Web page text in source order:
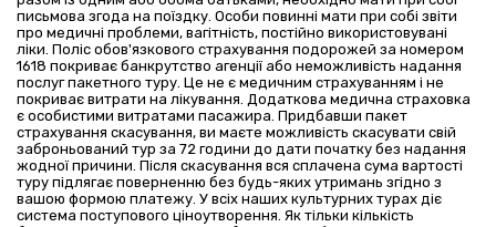
письмова згода на поїздку. Особи повинні мати при собі звіти
про медичні проблеми, вагітність, постійно використовувані
ліки. Поліс обов'язкового страхування подорожей за номером
1618 покриває банкрутство агенції або неможливість надання
послуг пакетного туру. Це не є медичним страхуванням і не
покриває витрати на лікування. Додаткова медична страховка
є особистими витратами пасажира. Придбавши пакет
страхування скасування, ви маєте можливість скасувати свій
заброньований тур за 72 години до дати початку без надання
жодної причини. Після скасування вся сплачена сума вартості
туру підлягає поверненню без будь-яких утримань згідно з
вашою формою платежу. У всіх наших культурних турах діє
система поступового ціноутворення. Як тільки кількість